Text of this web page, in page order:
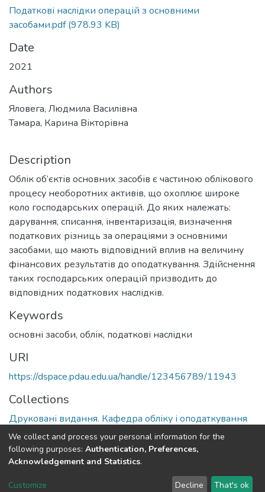
Податкові наслідки операцій з основними
засобами.pdf(978.93 KB)
Date
2021
Authors
Яловега, Людмила Василівна
Тамара, Карина Вікторівна
Description
Облік об’єктів основних засобів є частиною облікового
процесу необоротних активів, що охоплює широке
коло господарських операцій. До яких належать:
дарування, списання, інвентаризація, визначення
податкових різниць за операціями з основними
засобами, що мають відповідний вплив на величину
фінансових результатів до оподаткування. Здійснення
таких господарських операцій призводить до
відповідних податкових наслідків.
Keywords
основні засоби, облік, податкові наслідки
URI
https://dspace.pdau.edu.ua/handle/123456789/11943
Collections
Друковані видання. Кафедра обліку і оподаткування
Full item page
DSpace software copyright © 2002-2026 LYRASIS
We collect and process your personal information for the
following purposes: Authentication, Preferences,
Acknowledgement and Statistics.
Customize Decline That's ok